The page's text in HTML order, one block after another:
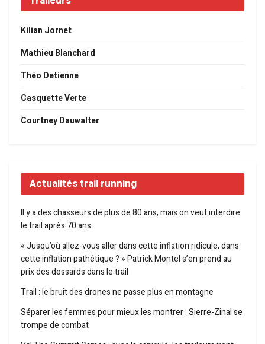
Kilian Jornet
Mathieu Blanchard
Théo Detienne
Casquette Verte
Courtney Dauwalter
Actualités trail running
Il y a des chasseurs de plus de 80 ans, mais on veut interdire
le trail après 70 ans
« Jusqu’où allez-vous aller dans cette inflation ridicule, dans
cette inflation pathétique ? » Patrick Montel s’en prend au
prix des dossards dans le trail
Trail : le bruit des drones ne passe plus en montagne
Séparer les femmes pour mieux les montrer : Sierre-Zinal se
trompe de combat